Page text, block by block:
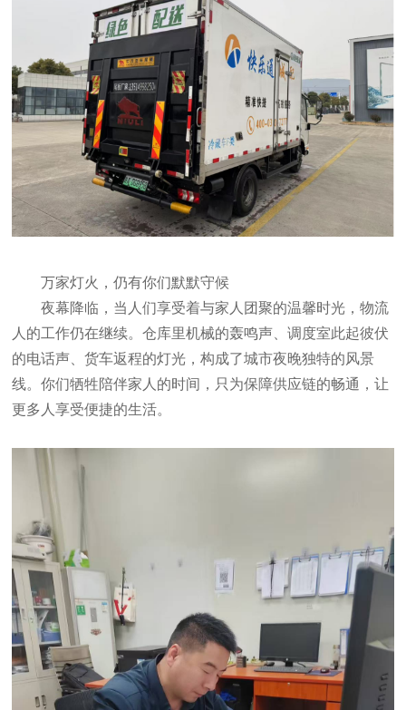
万家灯火，仍有你们默默守候
夜幕降临，当人们享受着与家人团聚的温馨时光，物流
人的工作仍在继续。仓库里机械的轰鸣声、调度室此起彼伏
的电话声、货车返程的灯光，构成了城市夜晚独特的风景
线。你们牺牲陪伴家人的时间，只为保障供应链的畅通，让
更多人享受便捷的生活。